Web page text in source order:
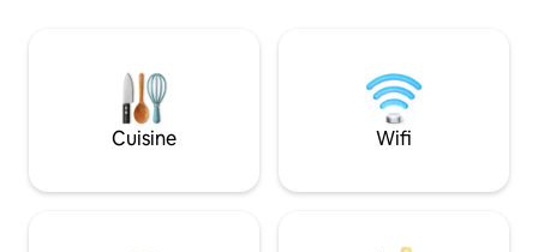
Cuisine Wifi